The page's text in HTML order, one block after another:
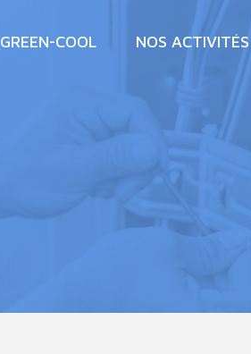
GREEN-COOL NOS ACTIVITÉS